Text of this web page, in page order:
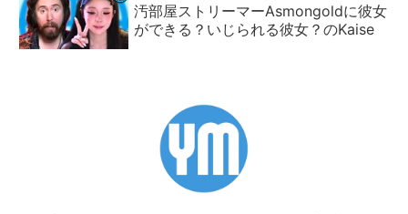
汚部屋ストリーマーAsmongoldに彼女
ができる？いじられる彼女？のKaise